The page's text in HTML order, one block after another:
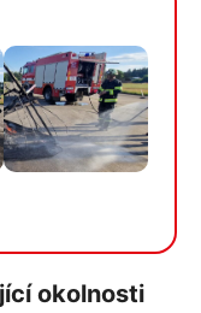
okolnosti